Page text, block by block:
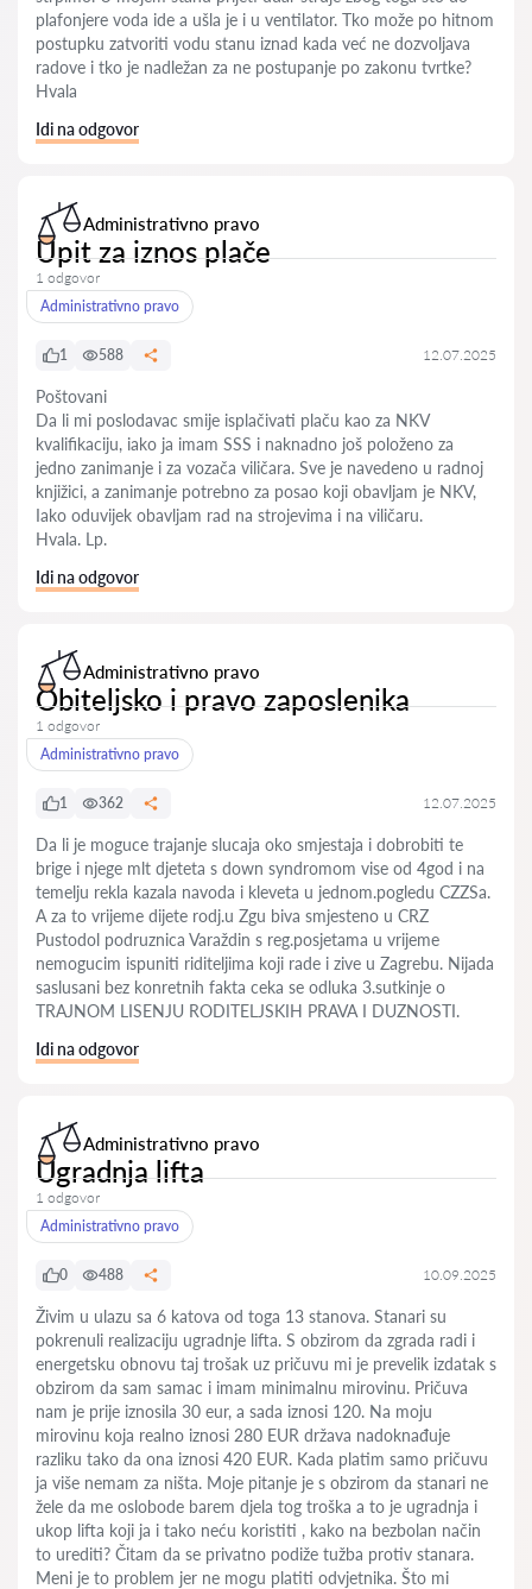
plafonjere voda ide a ušla je i u ventilator. Tko može po hitnom
postupku zatvoriti vodu stanu iznad kada već ne dozvoljava
radove i tko je nadležan za ne postupanje po zakonu tvrtke?
Hvala
Idi na odgovor
Administrativno pravo
Upit za iznos plače
1 odgovor
Administrativno pravo
1 588 12.07.2025
Poštovani
Da li mi poslodavac smije isplačivati plaču kao za NKV
kvalifikaciju, iako ja imam SSS i naknadno još položeno za
jedno zanimanje i za vozača viličara. Sve je navedeno u radnoj
knjižici, a zanimanje potrebno za posao koji obavljam je NKV,
Iako oduvijek obavljam rad na strojevima i na viličaru.
Hvala. Lp.
Idi na odgovor
Administrativno pravo
Obiteljsko i pravo zaposlenika
1 odgovor
Administrativno pravo
1 362 12.07.2025
Da li je moguce trajanje slucaja oko smjestaja i dobrobiti te
brige i njege mlt djeteta s down syndromom vise od 4god i na
temelju rekla kazala navoda i kleveta u jednom.pogledu CZZSa.
A za to vrijeme dijete rodj.u Zgu biva smjesteno u CRZ
Pustodol podruznica Varaždin s reg.posjetama u vrijeme
nemogucim ispuniti riditeljima koji rade i zive u Zagrebu. Nijada
saslusani bez konretnih fakta ceka se odluka 3.sutkinje o
TRAJNOM LISENJU RODITELJSKIH PRAVA I DUZNOSTI.
Idi na odgovor
Administrativno pravo
Ugradnja lifta
1 odgovor
Administrativno pravo
0 488 10.09.2025
Živim u ulazu sa 6 katova od toga 13 stanova. Stanari su
pokrenuli realizaciju ugradnje lifta. S obzirom da zgrada radi i
energetsku obnovu taj trošak uz pričuvu mi je prevelik izdatak s
obzirom da sam samac i imam minimalnu mirovinu. Pričuva
nam je prije iznosila 30 eur, a sada iznosi 120. Na moju
mirovinu koja realno iznosi 280 EUR država nadoknađuje
razliku tako da ona iznosi 420 EUR. Kada platim samo pričuvu
ja više nemam za ništa. Moje pitanje je s obzirom da stanari ne
žele da me oslobode barem djela tog troška a to je ugradnja i
ukop lifta koji ja i tako neću koristiti , kako na bezbolan način
to urediti? Čitam da se privatno podiže tužba protiv stanara.
Meni je to problem jer ne mogu platiti odvjetnika. Što mi